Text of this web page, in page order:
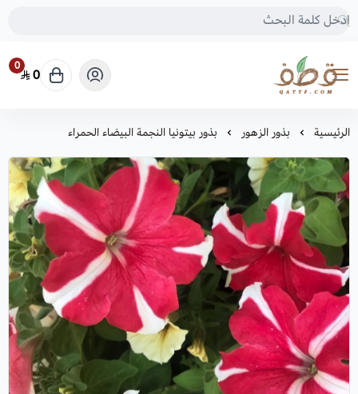
متجر قطف للبذور
0
0
الرئيسية بذور الزهور بذور بيتونيا النجمة البيضاء الحمراء